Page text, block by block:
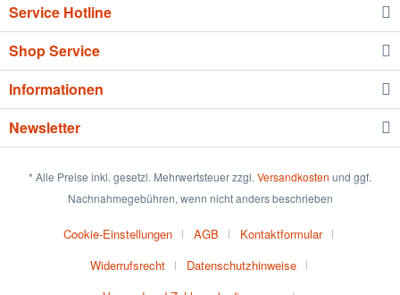
Service Hotline
Shop Service
Informationen
Newsletter
* Alle Preise inkl. gesetzl. Mehrwertsteuer zzgl. Versandkosten und ggf.
Nachnahmegebühren, wenn nicht anders beschrieben
Cookie-Einstellungen AGB
Kontaktformular
Widerrufsrecht
Datenschutzhinweise